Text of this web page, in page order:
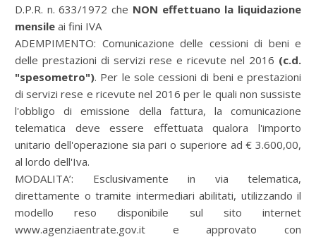
D.P.R. n. 633/1972 che NON effettuano la liquidazione
mensile ai fini IVA
ADEMPIMENTO: Comunicazione delle cessioni di beni e
delle prestazioni di servizi rese e ricevute nel 2016 (c.d.
"spesometro"). Per le sole cessioni di beni e prestazioni
di servizi rese e ricevute nel 2016 per le quali non sussiste
l'obbligo di emissione della fattura, la comunicazione
telematica deve essere effettuata qualora l'importo
unitario dell'operazione sia pari o superiore ad € 3.600,00,
al lordo dell'Iva.
MODALITA’: Esclusivamente in via telematica,
direttamente o tramite intermediari abilitati, utilizzando il
modello reso disponibile sul sito internet
www.agenziaentrate.gov.it e approvato con